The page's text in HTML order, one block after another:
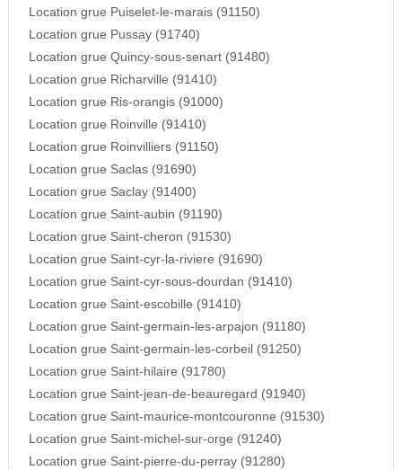
Location grue Puiselet-le-marais (91150)
Location grue Pussay (91740)
Location grue Quincy-sous-senart (91480)
Location grue Richarville (91410)
Location grue Ris-orangis (91000)
Location grue Roinville (91410)
Location grue Roinvilliers (91150)
Location grue Saclas (91690)
Location grue Saclay (91400)
Location grue Saint-aubin (91190)
Location grue Saint-cheron (91530)
Location grue Saint-cyr-la-riviere (91690)
Location grue Saint-cyr-sous-dourdan (91410)
Location grue Saint-escobille (91410)
Location grue Saint-germain-les-arpajon (91180)
Location grue Saint-germain-les-corbeil (91250)
Location grue Saint-hilaire (91780)
Location grue Saint-jean-de-beauregard (91940)
Location grue Saint-maurice-montcouronne (91530)
Location grue Saint-michel-sur-orge (91240)
Location grue Saint-pierre-du-perray (91280)